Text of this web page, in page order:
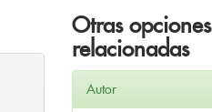
Otras opciones
relacionadas
Autor